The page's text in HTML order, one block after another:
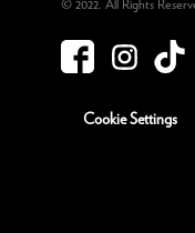
© 2022. All Rights
Cookie Settings